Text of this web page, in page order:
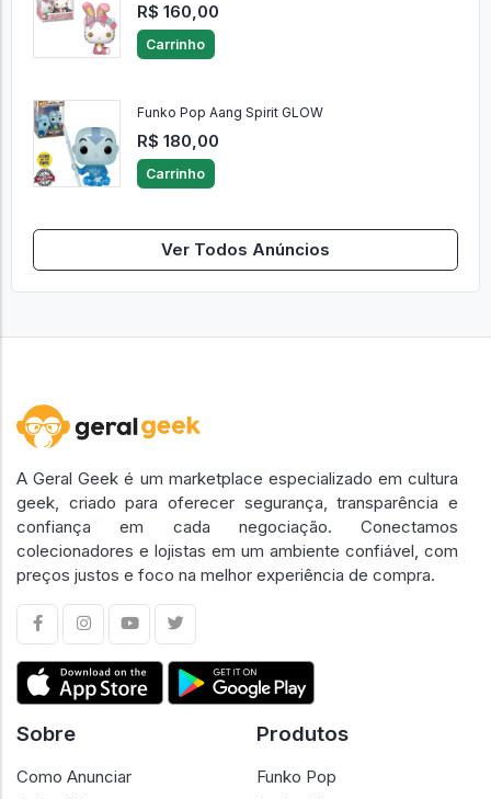
R$ 160,00
Carrinho
Funko Pop Aang Spirit GLOW
R$ 180,00
Carrinho
Ver Todos Anúncios
A Geral Geek é um marketplace especializado em cultura
geek, criado para oferecer segurança, transparência e
confiança em cada negociação. Conectamos
colecionadores e lojistas em um ambiente confiável, com
preços justos e foco na melhor experiência de compra.
Sobre
Como Anunciar
Produtos
Funko Pop